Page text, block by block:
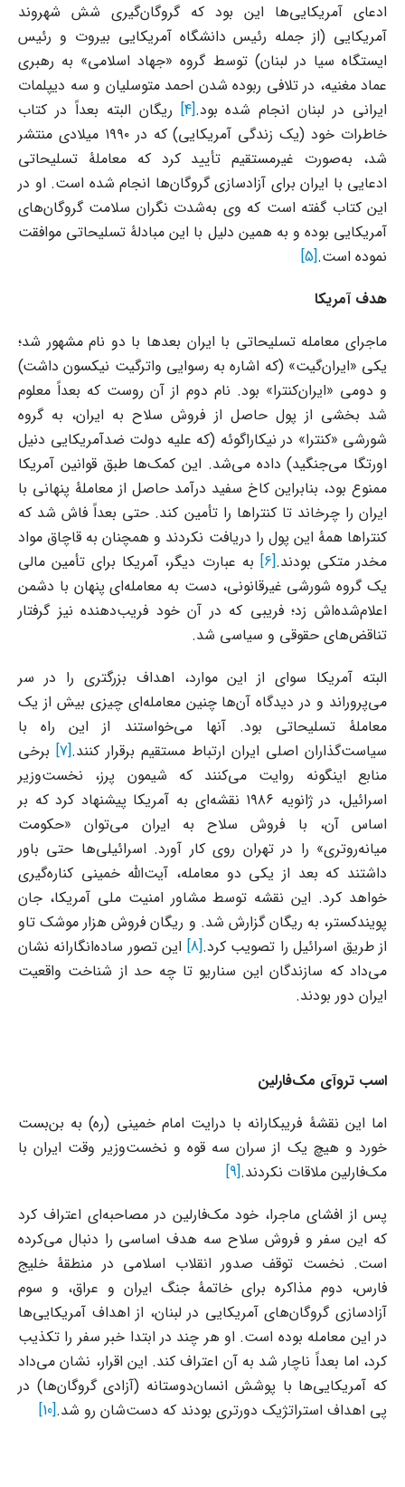
ادعای آمریکایی‌ها این بود که گروگان‌گیری شش شهروند
آمریکایی (از جمله رئیس دانشگاه آمریکایی بیروت و رئیس
ایستگاه سیا در لبنان) توسط گروه «جهاد اسلامی» به رهبری
عماد مغنیه، در تلافی ربوده شدن احمد متوسلیان و سه دیپلمات
ایرانی در لبنان انجام شده بود.[4]
ریگان البته بعداً در کتاب
خاطرات خود (یک زندگی آمریکایی) که در ۱۹۹۰ میلادی منتشر
شد، به‌صورت غیرمستقیم تأیید کرد که معاملۀ تسلیحاتی
ادعایی با ایران برای آزادسازی گروگان‌ها انجام شده است. او در
این کتاب گفته است که وی به‌شدت نگران سلامت گروگان‌های
آمریکایی بوده و به همین دلیل با این مبادلۀ تسلیحاتی موافقت
نموده است.[5]
هدف آمریکا
ماجرای معامله تسلیحاتی با ایران بعدها با دو نام مشهور شد؛
یکی «ایران‌گیت» (که اشاره به رسوایی واترگیت نیکسون داشت)
و دومی «ایران‌کنترا» بود. نام دوم از آن روست که بعداً معلوم
شد بخشی از پول حاصل از فروش سلاح به ایران، به گروه
شورشی «کنترا» در نیکاراگوئه (که علیه دولت ضدآمریکایی دنیل
اورتگا می‌جنگید) داده می‌شد. این کمک‌ها طبق قوانین آمریکا
ممنوع بود، بنابراین کاخ سفید درآمد حاصل از معاملۀ پنهانی با
ایران را چرخاند تا کنتراها را تأمین کند. حتی بعداً فاش شد که
کنتراها همۀ این پول را دریافت نکردند و همچنان به قاچاق مواد
مخدر متکی بودند.[6]
به عبارت دیگر، آمریکا برای تأمین مالی
یک گروه شورشی غیرقانونی، دست به معامله‌ای پنهان با دشمن
اعلام‌شده‌اش زد؛ فریبی که در آن خود فریب‌دهنده نیز گرفتار
تناقض‌های حقوقی و سیاسی شد.
البته آمریکا سوای از این موارد، اهداف بزرگتری را در سر
می‌پروراند و در دیدگاه آن‌ها چنین معامله‌ای چیزی بیش از یک
معاملۀ تسلیحاتی بود. آنها می‌خواستند از این راه با
سیاست‌گذاران اصلی ایران ارتباط مستقیم برقرار کنند.[7]
برخی
منابع اینگونه روایت می‌کنند که شیمون پرز، نخست‌وزیر
اسرائیل، در ژانویه ۱۹۸۶ نقشه‌ای به آمریکا پیشنهاد کرد که بر
اساس آن، با فروش سلاح به ایران می‌توان «حکومت
میانه‌روتری» را در تهران روی کار آورد. اسرائیلی‌ها حتی باور
داشتند که بعد از یکی دو معامله، آیت‌الله خمینی کناره‌گیری
خواهد کرد. این نقشه توسط مشاور امنیت ملی آمریکا، جان
پویندکستر، به ریگان گزارش شد. و ریگان فروش هزار موشک تاو
از طریق اسرائیل را تصویب کرد.[8]
این تصور ساده‌انگارانه نشان
می‌داد که سازندگان این سناریو تا چه حد از شناخت واقعیت
ایران دور بودند.
اسب تروآی مک‌فارلین
اما این نقشۀ فریبکارانه با درایت امام خمینی (ره) به بن‌بست
خورد و هیچ یک از سران سه قوه و نخست‌وزیر وقت ایران با
مک‌فارلین ملاقات نکردند.[9]
پس از افشای ماجرا، خود مک‌فارلین در مصاحبه‌ای اعتراف کرد
که این سفر و فروش سلاح سه هدف اساسی را دنبال می‌کرده
است. نخست توقف صدور انقلاب اسلامی در منطقۀ خلیج
فارس، دوم مذاکره برای خاتمۀ جنگ ایران و عراق، و سوم
آزادسازی گروگان‌های آمریکایی در لبنان، از اهداف آمریکایی‌ها
در این معامله بوده است. او هر چند در ابتدا خبر سفر را تکذیب
کرد، اما بعداً ناچار شد به آن اعتراف کند. این اقرار، نشان می‌داد
که آمریکایی‌ها با پوشش انسان‌دوستانه (آزادی گروگان‌ها) در
پی اهداف استراتژیک دورتری بودند که دست‌شان رو شد.[10]